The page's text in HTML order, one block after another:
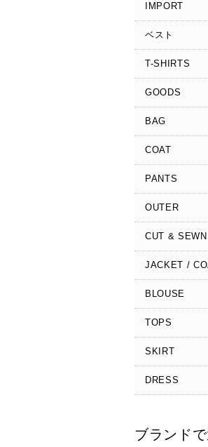
IMPORT
ベスト
T-SHIRTS
GOODS
BAG
COAT
PANTS
OUTER
CUT & SEWN
JACKET /
BLOUSE
TOPS
SKIRT
DRESS
ブランド